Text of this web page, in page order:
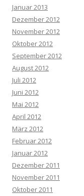
Januar 2013
Dezember 2012
November 2012
Oktober 2012
September 2012
August 2012
Juli 2012
Juni 2012
Mai 2012
April 2012
März 2012
Februar 2012
Januar 2012
Dezember 2011
November 2011
Oktober 2011